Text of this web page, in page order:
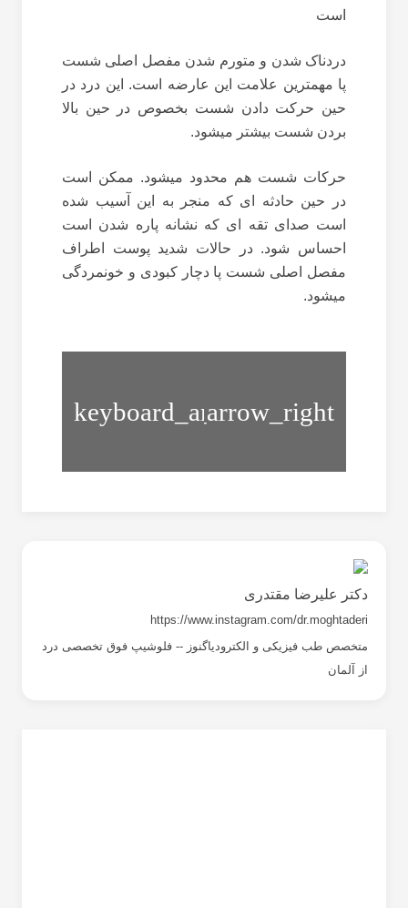
است
دردناک شدن و متورم شدن مفصل اصلی شست
پا مهمترین علامت این عارضه است. این درد در
حین حرکت دادن شست بخصوص در حین بالا
بردن شست بیشتر میشود.
حرکات شست هم محدود میشود. ممکن است
در حین حادثه ای که منجر به این آسیب شده
است صدای تقه ای که نشانه پاره شدن است
احساس شود. در حالات شدید پوست اطراف
مفصل اصلی شست پا دچار کبودی و خونمردگی
میشود.
به
سمت
استخوان
سزاموئید
دکتر علیرضا مقتدری
https://www.instagram.com/dr.moghtaderi
متخصص طب فیزیکی و الکترودیاگنوز -- فلوشیپ فوق تخصصی درد
از آلمان